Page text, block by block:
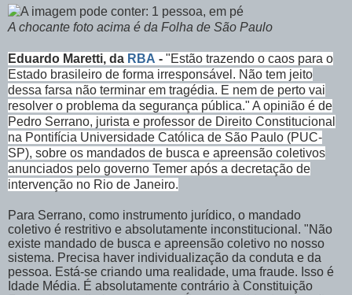
A chocante foto acima é da Folha de São Paulo
Eduardo Maretti, da RBA - "Estão trazendo o caos para o
Estado brasileiro de forma irresponsável. Não tem jeito
dessa farsa não terminar em tragédia. E nem de perto vai
resolver o problema da segurança pública." A opinião é de
Pedro Serrano, jurista e professor de Direito Constitucional
na Pontifícia Universidade Católica de São Paulo (PUC-
SP), sobre os mandados de busca e apreensão coletivos
anunciados pelo governo Temer após a decretação de
intervenção no Rio de Janeiro.
Para Serrano, como instrumento jurídico, o mandado
coletivo é restritivo e absolutamente inconstitucional. "Não
existe mandado de busca e apreensão coletivo no nosso
sistema. Precisa haver individualização da conduta e da
pessoa. Está-se criando uma realidade, uma fraude. Isso é
Idade Média. É absolutamente contrário à Constituição